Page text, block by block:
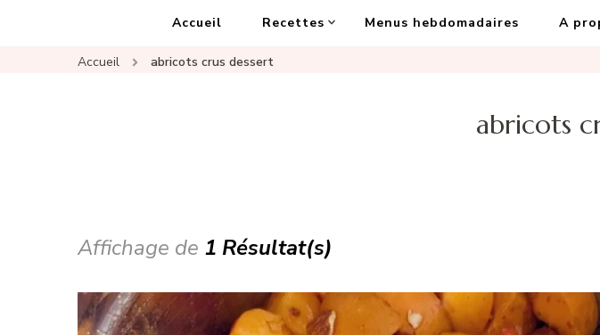
Accueil Recettes Menus hebdomadaires A
Accueil abricots crus dessert
abricots
Affichage de 1 Résultat(s)